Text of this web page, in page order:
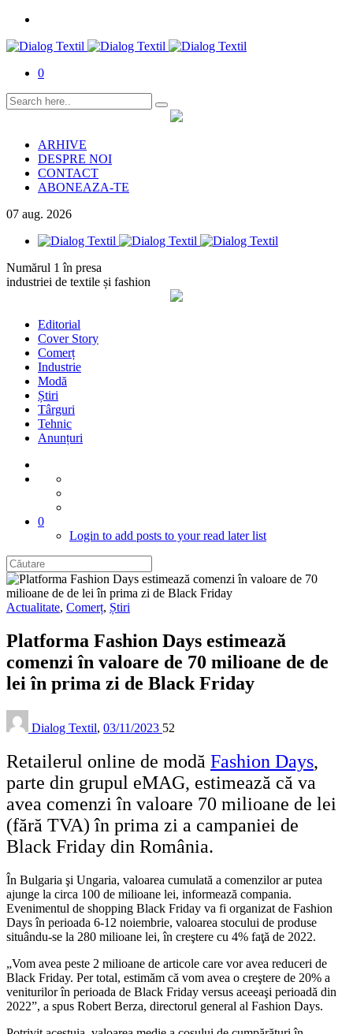
0
ARHIVE
DESPRE NOI
CONTACT
ABONEAZA-TE
07 aug. 2026
Numărul 1 în presa
industriei de textile și fashion
Editorial
Cover Story
Comerț
Industrie
Modă
Știri
Târguri
Tehnic
Anunțuri
0
Login to add posts to your read later list
Actualitate, Comerț, Știri
Platforma Fashion Days estimează
comenzi în valoare de 70 milioane de de
lei în prima zi de Black Friday
Dialog Textil, 03/11/2023 52
Retailerul online de modă Fashion Days,
parte din grupul eMAG, estimează că va
avea comenzi în valoare 70 milioane de lei
(fără TVA) în prima zi a campaniei de
Black Friday din România.
În Bulgaria şi Ungaria, valoarea cumulată a comenzilor ar putea
ajunge la circa 100 de milioane lei, informează compania.
Evenimentul de shopping Black Friday va fi organizat de Fashion
Days în perioada 6-12 noiembrie, valoarea stocului de produse
situându-se la 280 milioane lei, în creştere cu 4% faţă de 2022.
„Vom avea peste 2 milioane de articole care vor avea reduceri de
Black Friday. Per total, estimăm că vom avea o creştere de 20% a
veniturilor în perioada de Black Friday versus aceeaşi perioadă din
2022”, a spus Robert Berza, directorul general al Fashion Days.